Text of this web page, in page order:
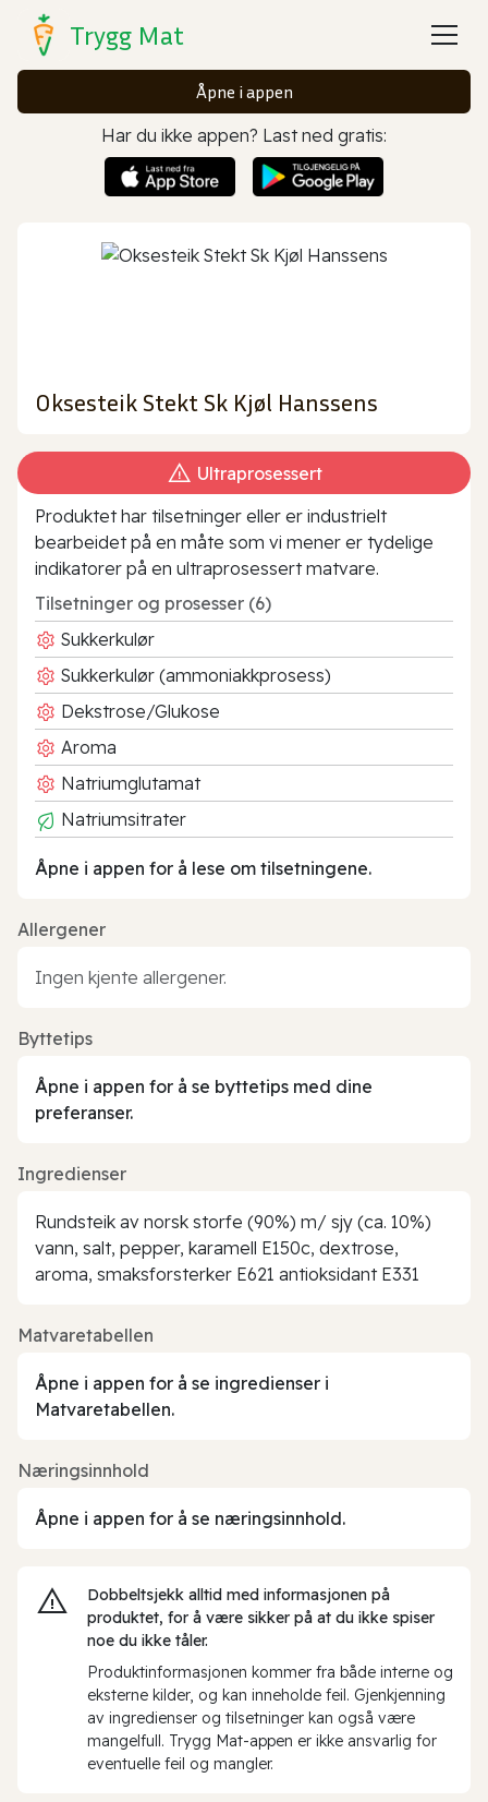
Trygg Mat
Åpne i appen
Har du ikke appen? Last ned gratis:
Oksesteik Stekt Sk Kjøl Hanssens
Ultraprosessert
Produktet har tilsetninger eller er industrielt
bearbeidet på en måte som vi mener er tydelige
indikatorer på en ultraprosessert matvare.
Tilsetninger og prosesser (6)
Sukkerkulør
Sukkerkulør (ammoniakkprosess)
Dekstrose/Glukose
Aroma
Natriumglutamat
Natriumsitrater
Åpne i appen for å lese om tilsetningene.
Allergener
Ingen kjente allergener.
Byttetips
Åpne i appen for å se byttetips med dine
preferanser.
Ingredienser
Rundsteik av norsk storfe (90%) m/ sjy (ca. 10%)
vann, salt, pepper, karamell E150c, dextrose,
aroma, smaksforsterker E621 antioksidant E331
Matvaretabellen
Åpne i appen for å se ingredienser i
Matvaretabellen.
Næringsinnhold
Åpne i appen for å se næringsinnhold.
Dobbeltsjekk alltid med informasjonen på
produktet, for å være sikker på at du ikke spiser
noe du ikke tåler.
Produktinformasjonen kommer fra både interne og
eksterne kilder, og kan inneholde feil. Gjenkjenning
av ingredienser og tilsetninger kan også være
mangelfull. Trygg Mat-appen er ikke ansvarlig for
eventuelle feil og mangler.